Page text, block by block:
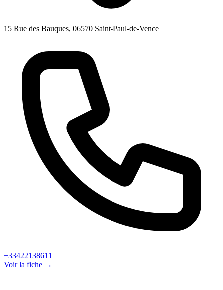
15 Rue des Bauques, 06570 Saint-Paul-de-Vence
+33422138611
Voir la fiche →